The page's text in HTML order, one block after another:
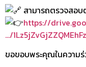
สามารถตรวจสอ
https://
…/
ขอขอบพระคุณในความ